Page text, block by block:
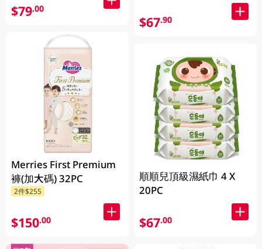
$79.00
Merries First Premium
褲(加大碼) 32PC
2件$255
$150.00
$67.90
順順兒頂級濕紙巾 4 X
20PC
$67.00